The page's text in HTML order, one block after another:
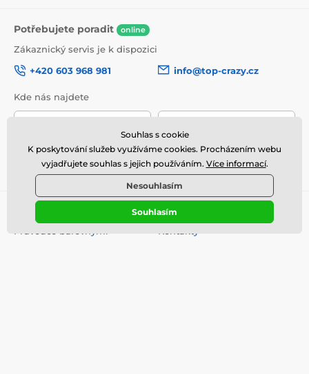
Potřebujete poradit online
Zákaznický servis je k dispozici
+420 603 968 981
info@top-crazy.cz
Kde nás najdete
Jsme také na: Youtube Facebook
Instagram
TikTok
Důležité odkazy
Souhlas s cookie
K poskytování služeb využíváme cookies. Procházením webu
vyjadřujete souhlas s jejich používáním. Více informací.
Nesouhlasím
Souhlasím